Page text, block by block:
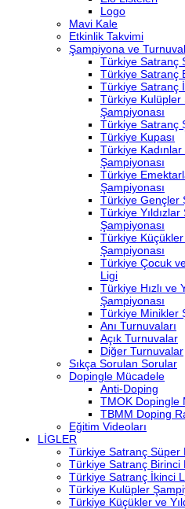
Logo
Mavi Kale
Etkinlik Takvimi
Şampiyona ve
Türkiye Satranç
Türkiye Satranç
Türkiye Satranç
Türkiye Kulüpler
Şampiyonası
Türkiye Satranç
Türkiye Kupası
Türkiye
Şampiyonası
Türkiye
Şampiyonası
Türkiye Gençler
Türkiye
Şampiyonası
Türkiye
Şampiyonası
Türkiye Çocuk
Ligi
Türkiye Hızlı ve
Şampiyonası
Türkiye Minikler
Anı Turnuvaları
Açık Turnuvalar
Diğer Turnuvalar
Sıkça Sorulan Sorular
Dopingle Mücadele
Anti-Doping
TMOK Dopingle
TBMM Doping
Eğitim Videoları
LİGLER
Türkiye Satranç Süper
Türkiye Satranç Birinci
Türkiye Satranç İkinci
Türkiye Kulüpler
Türkiye Küçükler ve